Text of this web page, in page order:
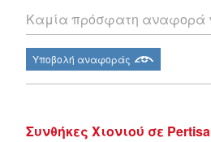
Καμία πρόσφατη αναφορά
Υποβολή αναφοράς
Συνθήκες Χιονιού σε